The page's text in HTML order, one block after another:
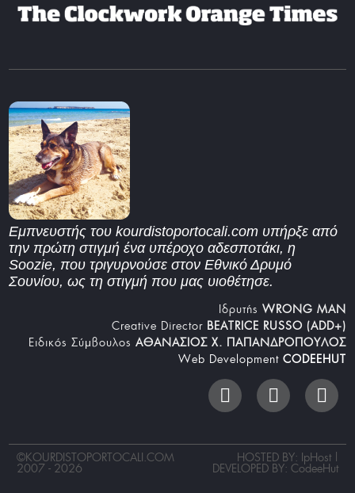
Εμπνευστής του kourdistoportocali.com υπήρξε από
την πρώτη στιγμή ένα υπέροχο αδεσποτάκι, η
Soozie, που τριγυρνούσε στον Εθνικό Δρυμό
Σουνίου, ως τη στιγμή που μας υιοθέτησε.
Iδρυτής WRONG MAN
Creative Director BEATRICE RUSSO (ADD+)
Ειδικός Σύμβουλος ΑΘΑΝΑΣΙΟΣ Χ. ΠΑΠΑΝΔΡΟΠΟΥΛΟΣ
Web Development CODEEHUT
©KOURDISTOPORTOCALI.COM
2007 - 2026
HOSTED BY: IpHost |
DEVELOPED BY: CodeeHut